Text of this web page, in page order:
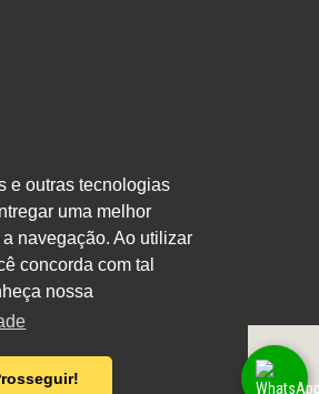
e outras tecnologias
uma melhor
navegação. Ao utilizar
concorda com tal
nossa